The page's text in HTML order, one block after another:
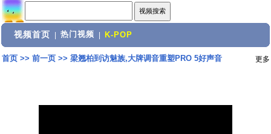
视频首页 热门视频 K-POP
首页>> 前一页>> 梁翘柏到访魅族,大牌调音重塑PRO 5好声音 更多